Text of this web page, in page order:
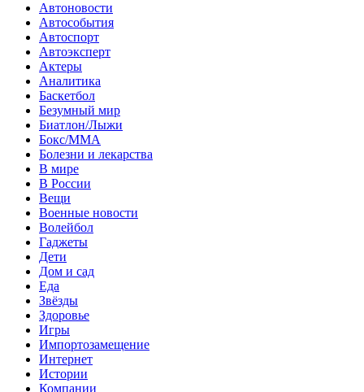
Автоновости
Автособытия
Автоспорт
Автоэксперт
Актеры
Аналитика
Баскетбол
Безумный мир
Биатлон/Лыжи
Бокс/MMA
Болезни и лекарства
В мире
В России
Вещи
Военные новости
Волейбол
Гаджеты
Дети
Дом и сад
Еда
Звёзды
Здоровье
Игры
Импортозамещение
Интернет
Истории
Компании